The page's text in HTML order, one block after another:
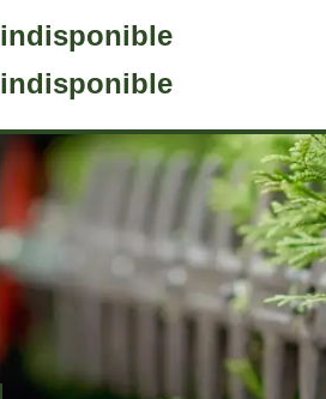
indisponible
indisponible